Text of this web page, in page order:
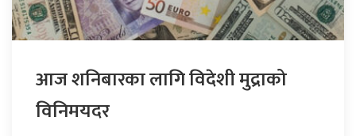
आज शनिबारका लागि विदेशी मुद्राको
विनिमयदर